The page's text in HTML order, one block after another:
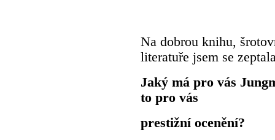
Na dobrou knihu,
literatuře jsem se
Jaký má pro vás
to pro vás
prestižní ocenění?